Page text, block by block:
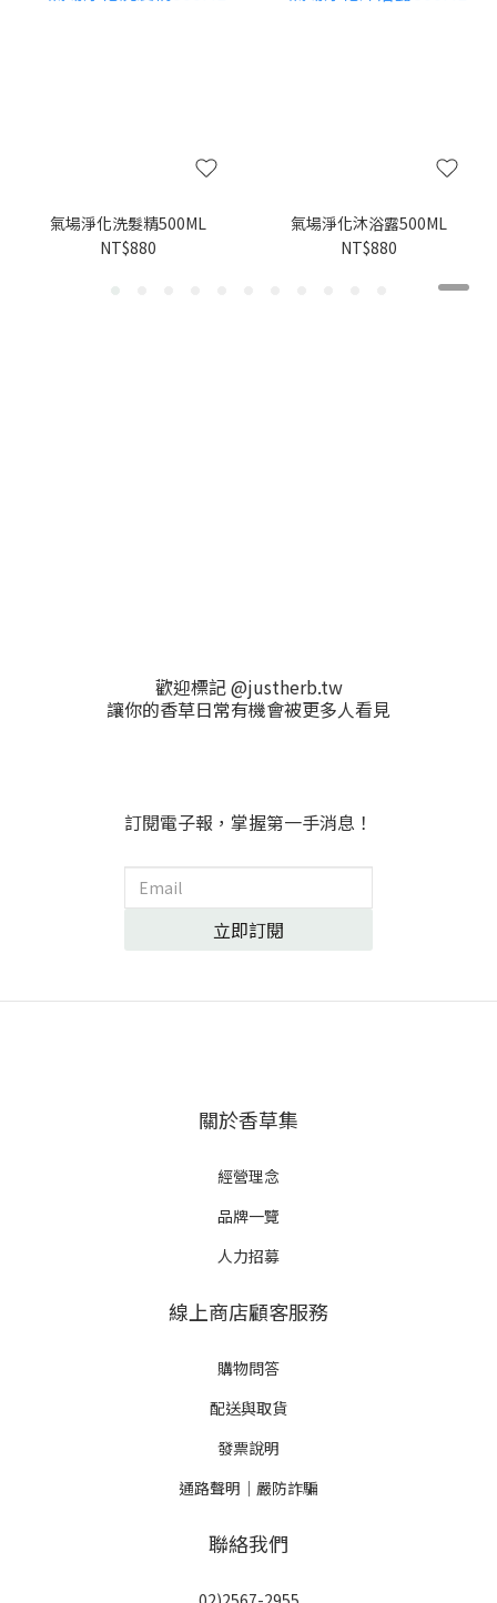
氣場淨化洗髮精500ML
NT$880
氣場淨化沐浴露500ML
NT$880
歡迎標記 @justherb.tw
讓你的香草日常有機會被更多人看見
訂閱電子報，掌握第一手消息！
立即訂閱
關於香草集
經營理念
品牌一覽
人力招募
線上商店顧客服務
購物問答
配送與取貨
發票說明
通路聲明｜嚴防詐騙
聯絡我們